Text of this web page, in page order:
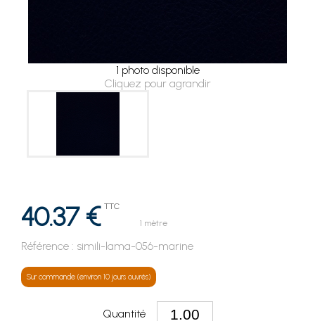
1 photo disponible
Cliquez pour agrandir
40.37 € TTC
1 mètre
Référence : simili-lama-056-marine
Sur commande (environ 10 jours ouvrés)
Quantité